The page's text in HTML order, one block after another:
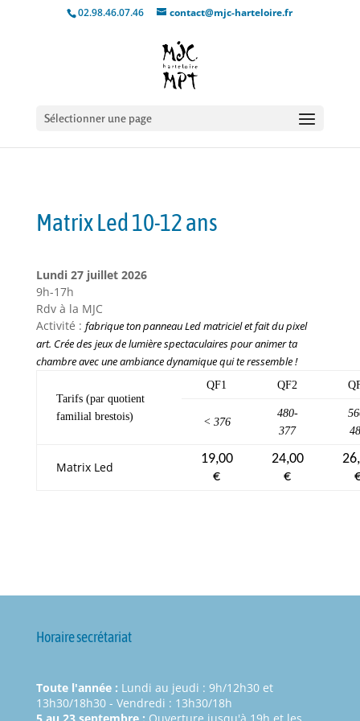
02.98.46.07.46 contact@mjc-harteloire.fr
Sélectionner une page
Matrix Led 10-12 ans
Lundi 27 juillet 2026
9h-17h
Rdv à la MJC
Activité : fabriqueton panneau Led matriciel et fait du pixel
art. Crée des jeux de lumière spectaculaires pour animer ta
chambre avec une ambiance dynamique qui te ressemble !
Tarifs (par quotient
familial brestois)
QF1 QF2
< 376
480-
377
Matrix Led
19,00
€
24,00
€
Horaire secrétariat
Toute l'année : Lundi au jeudi : 9h/12h30 et
13h30/18h30 - Vendredi : 13h30/18h